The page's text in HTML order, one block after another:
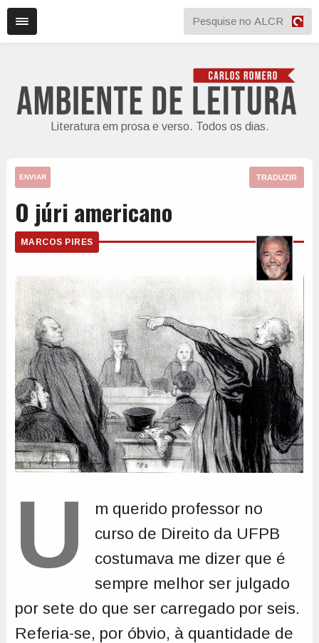
Literatura em prosa e verso. Todos os dias.
ENVIAR TRADUZIR
O júri americano
MARCOS PIRES
U
m querido professor no
curso de Direito da UFPB
costumava me dizer que é
sempre melhor ser julgado
por sete do que ser carregado por seis.
Referia-se, por óbvio, à quantidade de